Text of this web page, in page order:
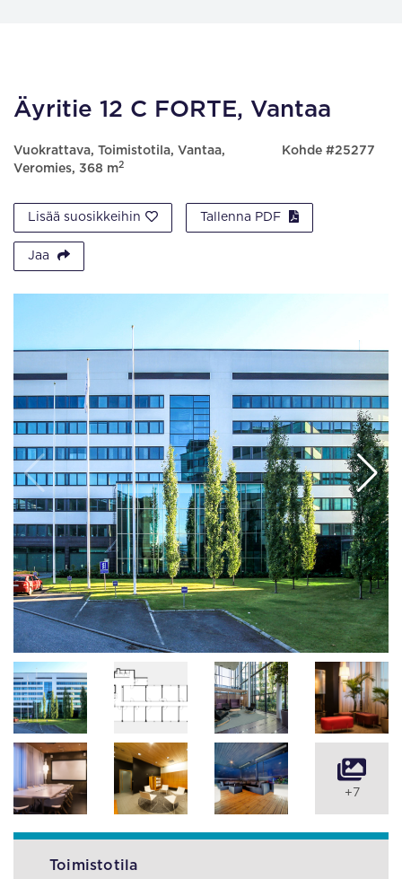
Äyritie 12 C FORTE, Vantaa
Vuokrattava, Toimistotila, Vantaa,
Veromies, 368 m2
Kohde #25277
Lisää suosikkeihin Tallenna PDF
Jaa
+7
Toimistotila